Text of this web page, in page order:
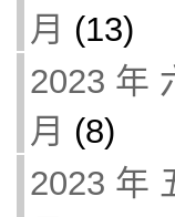
月 (13)
2023 年
月 (8)
2023 年